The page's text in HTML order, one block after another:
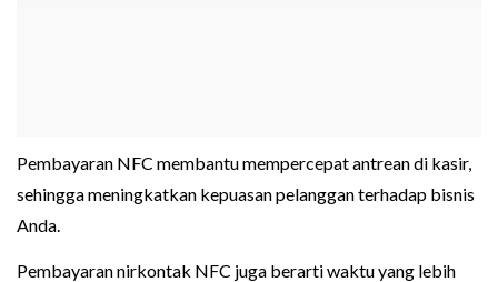
Pembayaran NFC membantu mempercepat antrean di kasir,
sehingga meningkatkan kepuasan pelanggan terhadap bisnis
Anda.
Pembayaran nirkontak NFC juga berarti waktu yang lebih